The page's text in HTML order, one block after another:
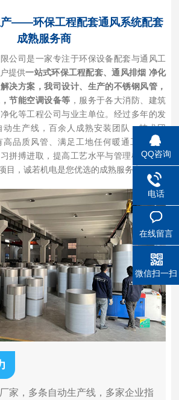
产——环保工程配套通风系统配套
成熟服务商
公司是一家专注于环保设备配套与通风工
提供一站式环保工程配套、通风排烟 净化
决方案，我司设计、生产的不锈钢风管，
节能空调设备等 ，服务于各大消防、建筑
化等工程公司与业主单位。经过多年的发
动生产线，百余人成熟安装团队，技术团
品质风管、满足工地任何暖通工程的要
拼搏进取，提高工艺水平与管理模式并成
目，诚若机电是您优选的成熟服务商。
家，多条自动生产线，多家企业指
QQ咨询
电话
在线留言
微信扫一扫